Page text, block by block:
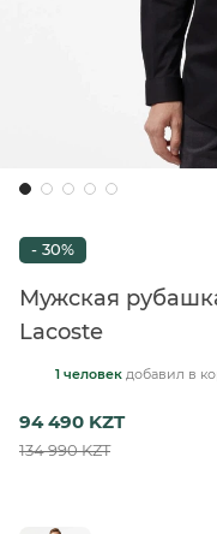
- 30%
Мужская
Lacoste
1 человек добавил в
94 490 KZT
134 990 KZT